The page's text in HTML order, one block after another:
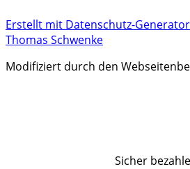
Erstellt mit Datenschutz-
Thomas Schwenke
Modifiziert durch den
Sicher